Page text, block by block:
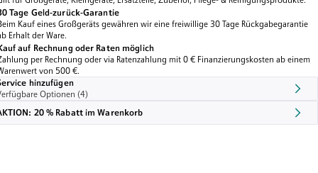
Tage Geld-zurück-Garantie
Kauf eines Großgeräts gewähren wir eine freiwillige 30 Tage Rückgabegarantie
Erhalt der Ware.
auf Rechnung oder Raten möglich
per Rechnung oder via Ratenzahlung mit 0 € Finanzierungskosten ab einem
von 500 €.
hinzufügen
Optionen (4)
20 % Rabatt im Warenkorb